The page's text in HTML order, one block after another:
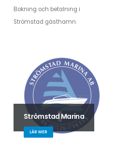
Bokning och betalning i
Strömstad gästhamn.
Strömstad Marina
LÄR MER